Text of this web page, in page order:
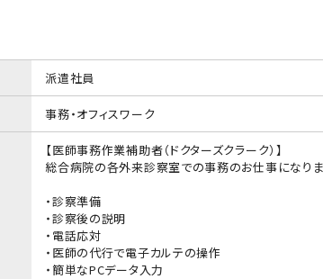
派遣社員
事務・オフィスワーク
【医師事務作業補助者（ドクターズクラーク）】
総合病院の各外来診察室での事務のお仕事になりま
・診察準備
・診察後の説明
・電話応対
・医師の代行で電子カルテの操作
・簡単なPCデータ入力